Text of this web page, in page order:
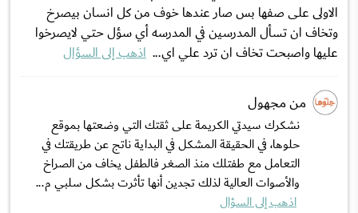
الاولى على صفها بس صار عندها خوف من كل انسان بيصرخ
وتخاف ان تسأل المدرسين في المدرسه أي سؤل حتي لايصرخوا
عليها واصبحت تخاف ان ترد علي اي... اذهب إلى السؤال
من مجهول
نشكرك سيدتي الكريمة على ثقتك التي وضعتها بموقع
حلوها، في الحقيقة المشكل في البداية ناتج عن طريقتك في
التعامل مع طفتلك منذ الصغر فالطفل يخاف من الصراخ
والأصوات العالية لذلك تجدين أنها تأثرت بشكل سلبي م...
اذهب إلى السؤال